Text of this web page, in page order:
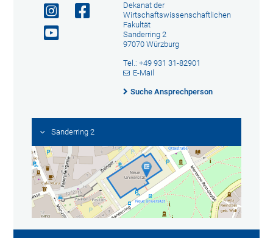
Dekanat der
Wirtschaftswissenschaftlichen
Fakultät
Sanderring 2
97070 Würzburg
Tel.: +49 931 31-82901
E-Mail
Suche Ansprechperson
Sanderring 2